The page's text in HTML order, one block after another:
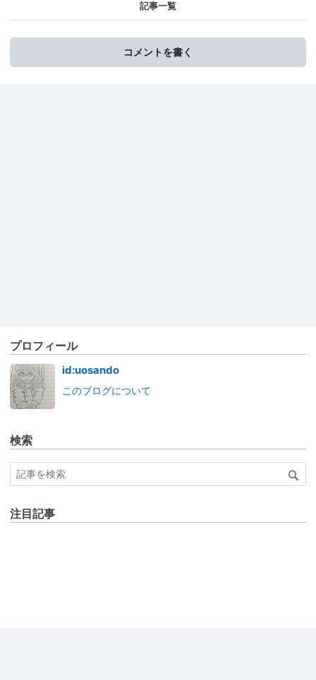
記事一覧
コメントを書く
プロフィール
id:uosando
このブログについて
検索
注目記事